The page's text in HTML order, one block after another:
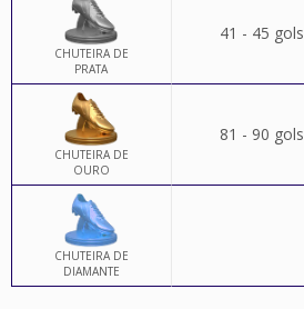
CHUTEIRA DE
PRATA
41 - 45 gols
CHUTEIRA DE
OURO
81 - 90 gols
CHUTEIRA DE
DIAMANTE